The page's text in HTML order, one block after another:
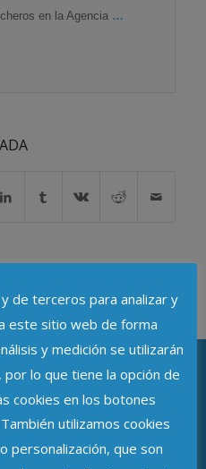
en la Agencia …
DE
DE ANDALUCÍA
de terceros para analizar y
este sitio web de forma
y medición se utilizarán
lo que tiene la opción de
cookies en los botones
utilizamos cookies
personalización, que son